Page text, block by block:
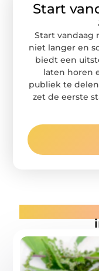
Start
Start vandaag
niet langer en
biedt een
laten horen
publiek te
zet de eerste